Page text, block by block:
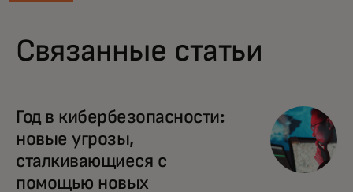
Связанные статьи
Год в кибербезопасности:
новые угрозы,
сталкивающиеся с
помощью новых